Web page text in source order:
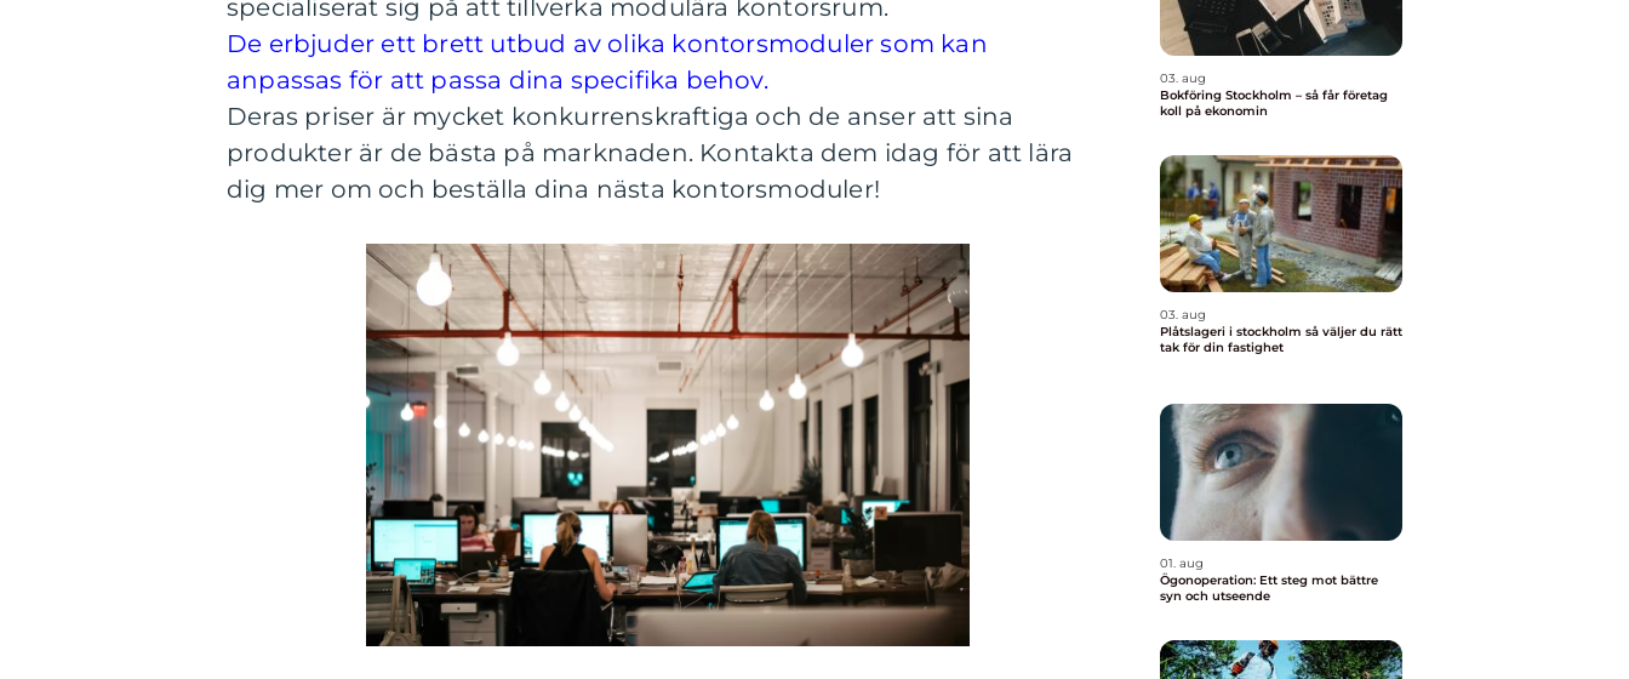
specialiserat sig på att tillverka modulära kontorsrum.
De erbjuder ett brett utbud av olika kontorsmoduler som kan
anpassas för att passa dina specifika behov.
Deras priser är mycket konkurrenskraftiga och de anser att sina
produkter är de bästa på marknaden. Kontakta dem idag för att lära
dig mer om och beställa dina nästa kontorsmoduler!
03. aug
Bokföring Stockholm – så får företag
koll på ekonomin
03. aug
Plåtslageri i stockholm så väljer du rätt
tak för din fastighet
01. aug
Ögonoperation: Ett steg mot bättre
syn och utseende